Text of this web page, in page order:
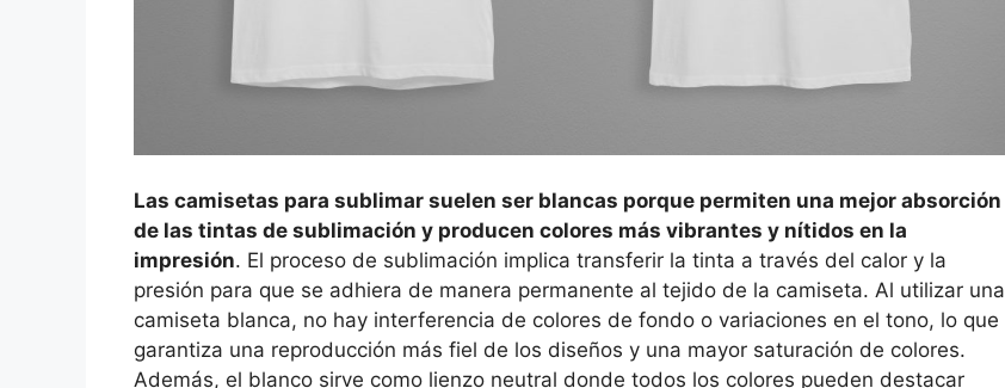
Las camisetas para sublimar suelen ser blancas porque permiten una mejor absorción
de las tintas de sublimación y producen colores más vibrantes y nítidos en la
impresión. El proceso de sublimación implica transferir la tinta a través del calor y la
presión para que se adhiera de manera permanente al tejido de la camiseta. Al utilizar una
camiseta blanca, no hay interferencia de colores de fondo o variaciones en el tono, lo que
garantiza una reproducción más fiel de los diseños y una mayor saturación de colores.
Además, el blanco sirve como lienzo neutral donde todos los colores pueden destacar